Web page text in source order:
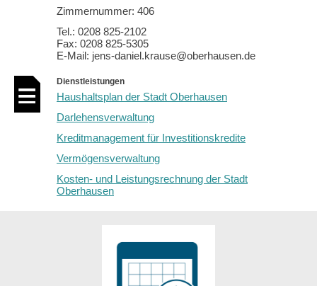
Zimmernummer: 406
Tel.: 0208 825-2102
Fax: 0208 825-5305
E-Mail: jens-daniel.krause@oberhausen.de
Dienstleistungen
Haushaltsplan der Stadt Oberhausen
Darlehensverwaltung
Kreditmanagement für Investitionskredite
Vermögensverwaltung
Kosten- und Leistungsrechnung der Stadt
Oberhausen